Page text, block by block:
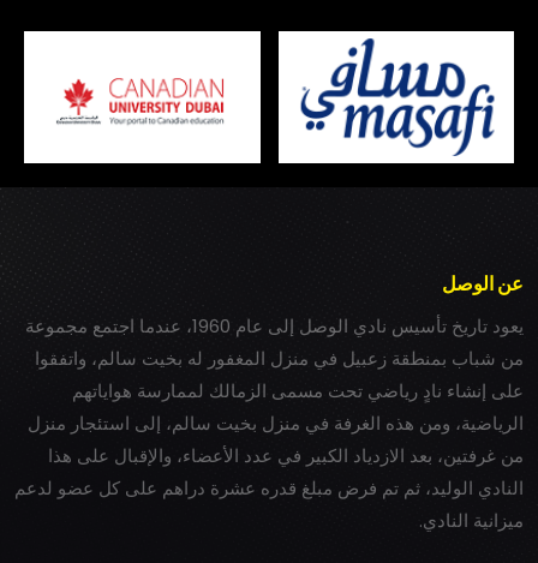
عن الوصل
يعود تاريخ تأسيس نادي الوصل إلى عام 1960، عندما اجتمع مجموعة
من شباب بمنطقة زعبيل في منزل المغفور له بخيت سالم، واتفقوا
على إنشاء نادٍ رياضي تحت مسمى الزمالك لممارسة هواياتهم
الرياضية، ومن هذه الغرفة في منزل بخيت سالم، إلى استئجار منزل
من غرفتين، بعد الازدياد الكبير في عدد الأعضاء، والإقبال على هذا
النادي الوليد، ثم تم فرض مبلغ قدره عشرة دراهم على كل عضو لدعم
ميزانية النادي.